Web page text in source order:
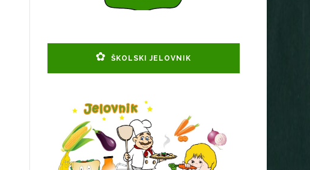
ŠKOLSKI JELOVNIK